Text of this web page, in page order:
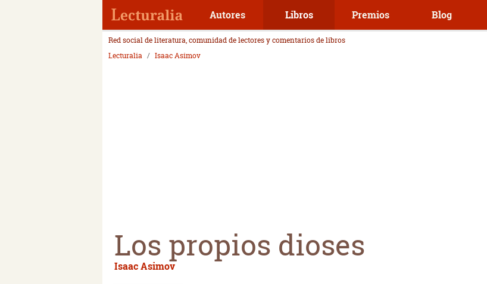
Autores Libros Premios Blog
Red social de literatura, comunidad de lectores y comentarios de libros
Lecturalia
Isaac Asimov
Los propios dioses
Isaac Asimov